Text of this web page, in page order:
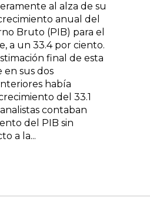
al alza de su
anual del
Bruto (PIB) para el
a un 33.4 por ciento.
final de esta
sus dos
había
del 33.1
contaban
del PIB sin
a la...